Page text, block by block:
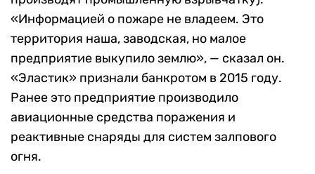
«Информацией о пожаре не владеем. Это
территория наша, заводская, но малое
предприятие выкупило землю», — сказал он.
«Эластик» признали банкротом в 2015 году.
Ранее это предприятие производило
авиационные средства поражения и
реактивные снаряды для систем залпового
огня.